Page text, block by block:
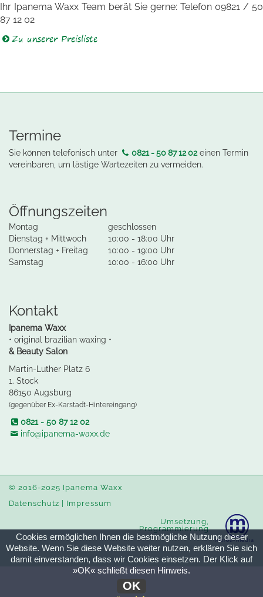
Ihr Ipanema Waxx Team berät Sie gerne: Telefon 09821 / 50
87 12 02
Zu unserer Preisliste
Termine
Sie können telefonisch unter 0821 - 50 87 12 02einen Termin
vereinbaren, um lästige Wartezeiten zu vermeiden.
Öffnungszeiten
Montag
geschlossen
Dienstag + Mittwoch
10:00 - 18:00 Uhr
Donnerstag + Freitag
10:00 - 19:00 Uhr
Samstag
10:00 - 16:00 Uhr
Kontakt
Ipanema Waxx
• original brazilian waxing •
& Beauty Salon
Martin-Luther Platz 6
1. Stock
86150 Augsburg
(gegenüber Ex-Karstadt-Hintereingang)
0821 - 50 87 12 02
info@ipanema-waxx.de
© 2016-2025 Ipanema Waxx
Datenschutz
Impressum
Umsetzung,
Programmierung
moroli-media
Cookies ermöglichen Ihnen die bestmögliche Nutzung dieser
Website. Wenn Sie diese Website weiter nutzen, erklären Sie sich
damit einverstanden, dass wir Cookies einsetzen. Der Klick auf
»OK« schließt diesen Hinweis.
OK